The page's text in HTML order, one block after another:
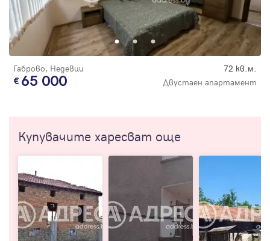
Габрово, Недевци 72 кв.м.
65 000 Двустаен апартамент
Купувачите харесват още